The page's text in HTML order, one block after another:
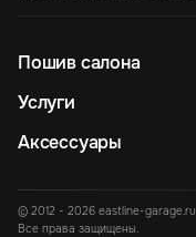
Пошив салона
Услуги
Аксессуары
© 2012 - 2026 eastline-garage.ru
Все права защищены.